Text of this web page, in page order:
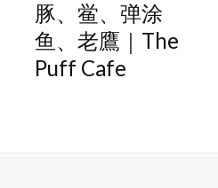
豚、鲎、弹涂
鱼、老鷹｜The
Puff Cafe